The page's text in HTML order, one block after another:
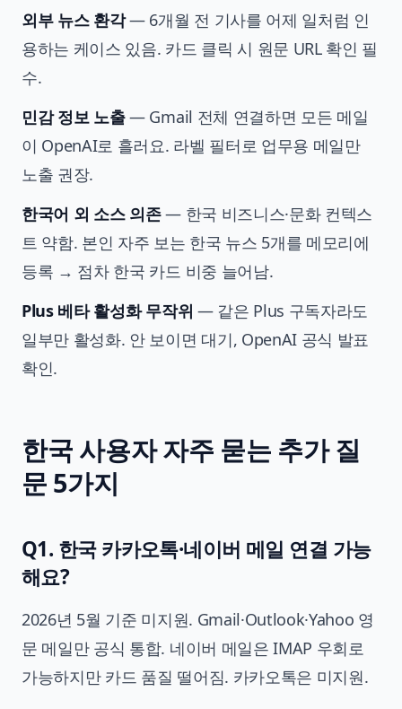
외부 뉴스 환각— 6개월 전 기사를 어제 일처럼 인
용하는 케이스 있음. 카드 클릭 시 원문 URL 확인 필
수.
민감 정보 노출— Gmail 전체 연결하면 모든 메일
이 OpenAI로 흘러요. 라벨 필터로 업무용 메일만
노출 권장.
한국어 외 소스 의존— 한국 비즈니스·문화 컨텍스
트 약함. 본인 자주 보는 한국 뉴스 5개를 메모리에
등록 → 점차 한국 카드 비중 늘어남.
Plus 베타 활성화 무작위 — 같은 Plus 구독자라도
일부만 활성화. 안 보이면 대기, OpenAI 공식 발표
확인.
한국 사용자 자주 묻는 추가 질
문 5가지
Q1. 한국 카카오톡·네이버 메일 연결 가능
해요?
2026년 5월 기준 미지원. Gmail·Outlook·Yahoo 영
문 메일만 공식 통합. 네이버 메일은 IMAP 우회로
가능하지만 카드 품질 떨어짐. 카카오톡은 미지원.